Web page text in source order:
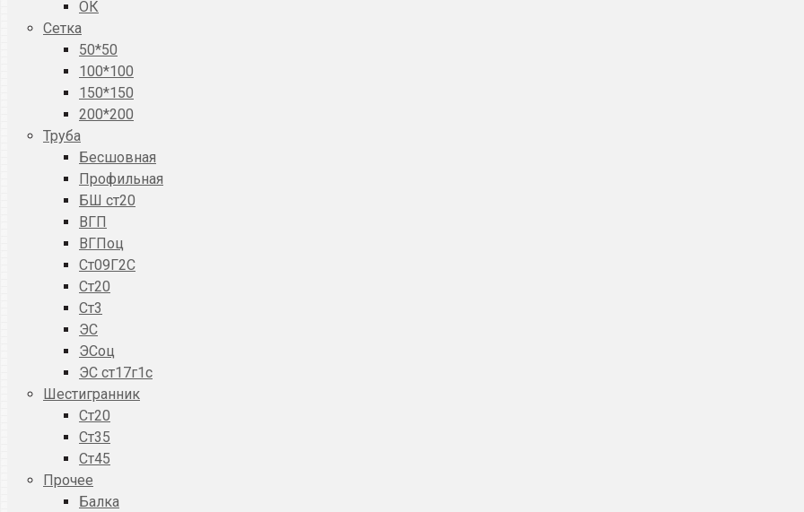
ОК
Сетка
50*50
100*100
150*150
200*200
Труба
Бесшовная
Профильная
БШ ст20
ВГП
ВГПоц
Ст09Г2С
Ст20
Ст3
ЭС
ЭСоц
ЭС ст17г1с
Шестигранник
Ст20
Ст35
Ст45
Прочее
Балка